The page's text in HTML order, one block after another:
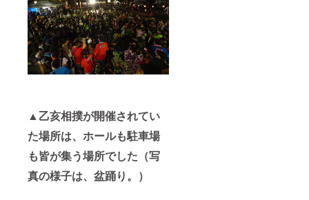
▲乙亥相撲が開催されてい
た場所は、ホールも駐車場
も皆が集う場所でした（写
真の様子は、盆踊り。）